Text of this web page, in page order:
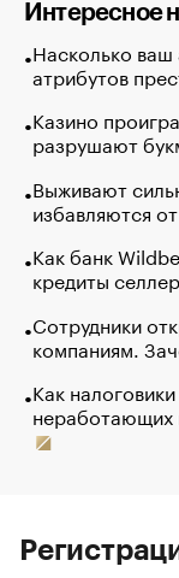
Интересное
Насколько ваш
атрибутов
Казино
разрушают
Выживают
избавляются
Как банк
кредиты
Сотрудники
компаниям.
Как
неработающих